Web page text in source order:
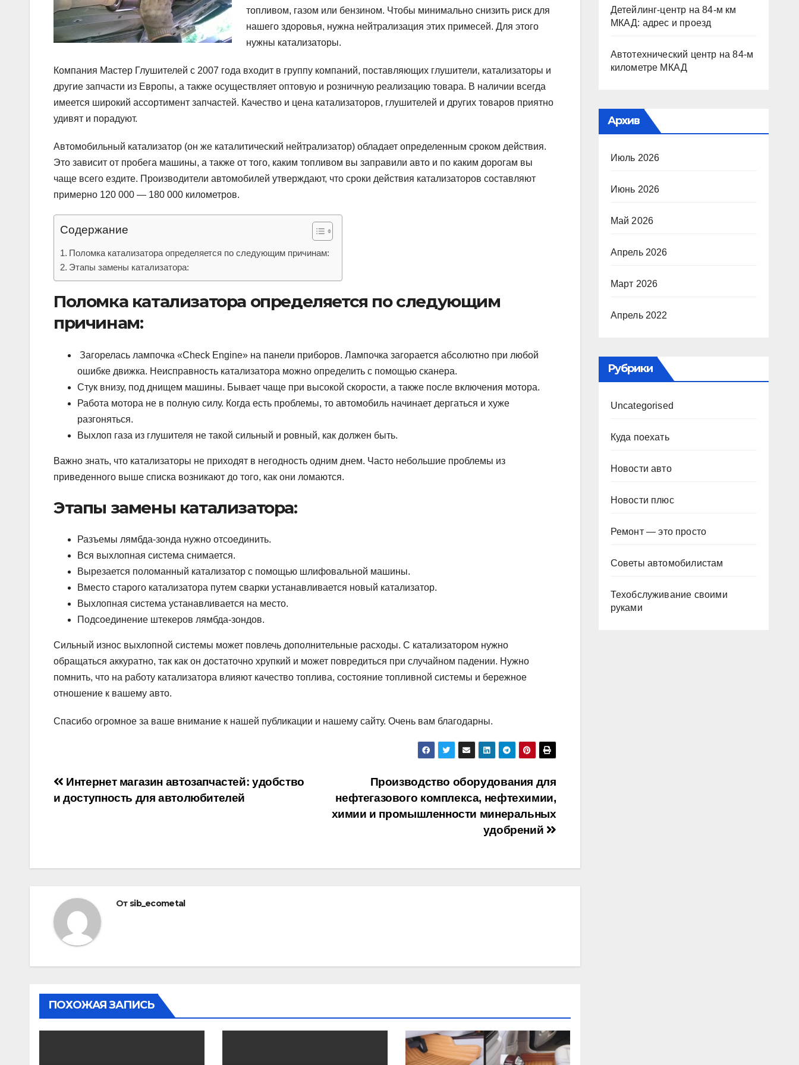
топливом, газом или бензином. Чтобы минимально снизить риск для
нашего здоровья, нужна нейтрализация этих примесей. Для этого
нужны катализаторы.
Компания Мастер Глушителей с 2007 года входит в группу компаний, поставляющих глушители, катализаторы и
другие запчасти из Европы, а также осуществляет оптовую и розничную реализацию товара. В наличии всегда
имеется широкий ассортимент запчастей. Качество и цена катализаторов, глушителей и других товаров приятно
удивят и порадуют.
Автомобильный катализатор (он же каталитический нейтрализатор) обладает определенным сроком действия.
Это зависит от пробега машины, а также от того, каким топливом вы заправили авто и по каким дорогам вы
чаще всего ездите. Производители автомобилей утверждают, что сроки действия катализаторов составляют
примерно 120 000 — 180 000 километров.
Содержание
Поломка катализатора определяется по следующим причинам:
Этапы замены катализатора:
Поломка катализатора определяется по следующим
причинам:
Загорелась лампочка «Check Engine» на панели приборов. Лампочка загорается абсолютно при любой
ошибке движка. Неисправность катализатора можно определить с помощью сканера.
Стук внизу, под днищем машины. Бывает чаще при высокой скорости, а также после включения мотора.
Работа мотора не в полную силу. Когда есть проблемы, то автомобиль начинает дергаться и хуже
разгоняться.
Выхлоп газа из глушителя не такой сильный и ровный, как должен быть.
Важно знать, что катализаторы не приходят в негодность одним днем. Часто небольшие проблемы из
приведенного выше списка возникают до того, как они ломаются.
Этапы замены катализатора:
Разъемы лямбда-зонда нужно отсоединить.
Вся выхлопная система снимается.
Вырезается поломанный катализатор с помощью шлифовальной машины.
Вместо старого катализатора путем сварки устанавливается новый катализатор.
Выхлопная система устанавливается на место.
Подсоединение штекеров лямбда-зондов.
Сильный износ выхлопной системы может повлечь дополнительные расходы. С катализатором нужно
обращаться аккуратно, так как он достаточно хрупкий и может повредиться при случайном падении. Нужно
помнить, что на работу катализатора влияют качество топлива, состояние топливной системы и бережное
отношение к вашему авто.
Спасибо огромное за ваше внимание к нашей публикации и нашему сайту. Очень вам благодарны.
Навигация
по
Производство оборудования для
нефтегазового комплекса, нефтехимии,
химии и промышленности минеральных
удобрений
Интернет магазин автозапчастей: удобство
и доступность для автолюбителей
От sib_ecometal
ПОХОЖАЯ ЗАПИСЬ
Детейлинг-центр на 84-м км
МКАД: адрес и проезд
Автотехнический центр на 84-м
километре МКАД
Архив
Июль 2026
Июнь 2026
Май 2026
Апрель 2026
Март 2026
Апрель 2022
Рубрики
Uncategorised
Куда поехать
Новости авто
Новости плюс
Ремонт — это просто
Советы автомобилистам
Техобслуживание своими
руками